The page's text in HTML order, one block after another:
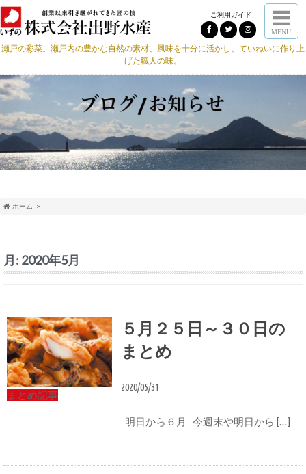
ご利用ガイド
MENU
瀬戸の彩菜。瀬戸内の豊かな自然の素材、風味を十分に活かし、ていねいに作り上
げた職人の味。
ホーム
月: 2020年5月
まとめ記事
５月２５日～３０日の
まとめ
2020/05/31
明日から６月 今週末や明日から […]